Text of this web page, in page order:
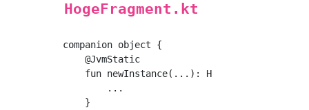
HogeFragment.kt
companion object {
    @JvmStatic
    fun newInstance(...): HogeFragment {
        ...
    }